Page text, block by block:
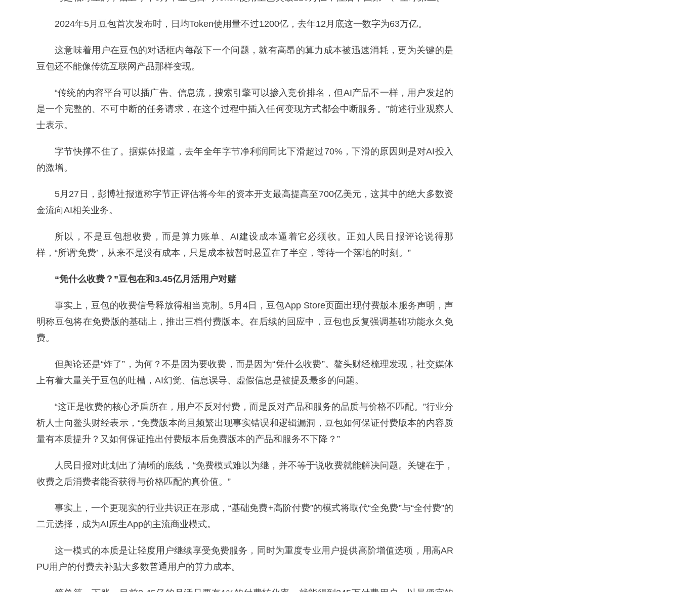
2024年5月豆包首次发布时，日均Token使用量不过1200亿，去年12月底这一数字为63万亿。
这意味着用户在豆包的对话框内每敲下一个问题，就有高昂的算力成本被迅速消耗，更为关键的是
豆包还不能像传统互联网产品那样变现。
“传统的内容平台可以插广告、信息流，搜索引擎可以掺入竞价排名，但AI产品不一样，用户发起的
是一个完整的、不可中断的任务请求，在这个过程中插入任何变现方式都会中断服务。”前述行业观察人
士表示。
字节快撑不住了。据媒体报道，去年全年字节净利润同比下滑超过70%，下滑的原因则是对AI投入
的激增。
5月27日，彭博社报道称字节正评估将今年的资本开支最高提高至700亿美元，这其中的绝大多数资
金流向AI相关业务。
所以，不是豆包想收费，而是算力账单、AI建设成本逼着它必须收。正如人民日报评论说得那
样，“所谓‘免费’，从来不是没有成本，只是成本被暂时悬置在了半空，等待一个落地的时刻。”
“凭什么收费？”豆包在和3.45亿月活用户对赌
事实上，豆包的收费信号释放得相当克制。5月4日，豆包App Store页面出现付费版本服务声明，声
明称豆包将在免费版的基础上，推出三档付费版本。在后续的回应中，豆包也反复强调基础功能永久免
费。
但舆论还是“炸了”，为何？不是因为要收费，而是因为“凭什么收费”。鳌头财经梳理发现，社交媒体
上有着大量关于豆包的吐槽，AI幻觉、信息误导、虚假信息是被提及最多的问题。
“这正是收费的核心矛盾所在，用户不反对付费，而是反对产品和服务的品质与价格不匹配。”行业分
析人士向鳌头财经表示，“免费版本尚且频繁出现事实错误和逻辑漏洞，豆包如何保证付费版本的内容质
量有本质提升？又如何保证推出付费版本后免费版本的产品和服务不下降？”
人民日报对此划出了清晰的底线，“免费模式难以为继，并不等于说收费就能解决问题。关键在于，
收费之后消费者能否获得与价格匹配的真价值。”
事实上，一个更现实的行业共识正在形成，“基础免费+高阶付费”的模式将取代“全免费”与“全付费”的
二元选择，成为AI原生App的主流商业模式。
这一模式的本质是让轻度用户继续享受免费服务，同时为重度专业用户提供高阶增值选项，用高AR
PU用户的付费去补贴大多数普通用户的算力成本。